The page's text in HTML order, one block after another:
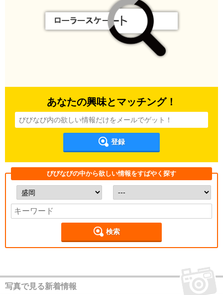
あなたの興味とマッチング！
登録
びびなびの中から欲しい情報をすばやく探す
検索
写真で見る新着情報